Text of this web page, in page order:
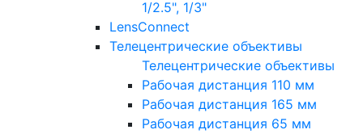
1/2.5", 1/3"
LensConnect
Телецентрические объективы
Телецентрические объективы
Рабочая дистанция 110 мм
Рабочая дистанция 165 мм
Рабочая дистанция 65 мм